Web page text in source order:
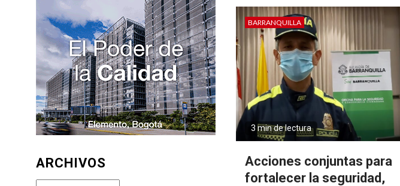
BARRANQUILLA
3 min de lectura
Acciones conjuntas para
fortalecer la seguridad,
ARCHIVOS